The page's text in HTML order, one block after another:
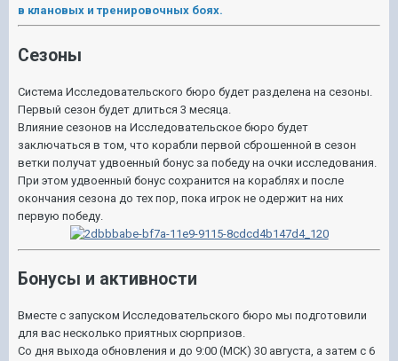
в клановых и тренировочных боях.
Сезоны
Система Исследовательского бюро будет разделена на сезоны.
Первый сезон будет длиться 3 месяца.
Влияние сезонов на Исследовательское бюро будет
заключаться в том, что корабли первой сброшенной в сезон
ветки получат удвоенный бонус за победу на очки исследования.
При этом удвоенный бонус сохранится на кораблях и после
окончания сезона до тех пор, пока игрок не одержит на них
первую победу.
Бонусы и активности
Вместе с запуском Исследовательского бюро мы подготовили
для вас несколько приятных сюрпризов.
Со дня выхода обновления и до 9:00 (МСК) 30 августа, а затем с 6